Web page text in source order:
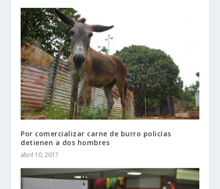
Por comercializar carne de burro policías
detienen a dos hombres
abril 10, 2017